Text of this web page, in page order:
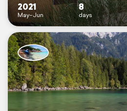
2021
May–Jun
8
days